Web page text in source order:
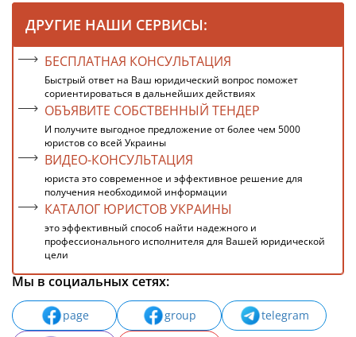
ДРУГИЕ НАШИ СЕРВИСЫ:
БЕСПЛАТНАЯ КОНСУЛЬТАЦИЯ
Быстрый ответ на Ваш юридический вопрос поможет
сориентироваться в дальнейших действиях
ОБЪЯВИТЕ СОБСТВЕННЫЙ ТЕНДЕР
И получите выгодное предложение от более чем 5000
юристов со всей Украины
ВИДЕО-КОНСУЛЬТАЦИЯ
юриста это современное и эффективное решение для
получения необходимой информации
КАТАЛОГ ЮРИСТОВ УКРАИНЫ
это эффективный способ найти надежного и
профессионального исполнителя для Вашей юридической
цели
Мы в социальных сетях:
page group
telegram